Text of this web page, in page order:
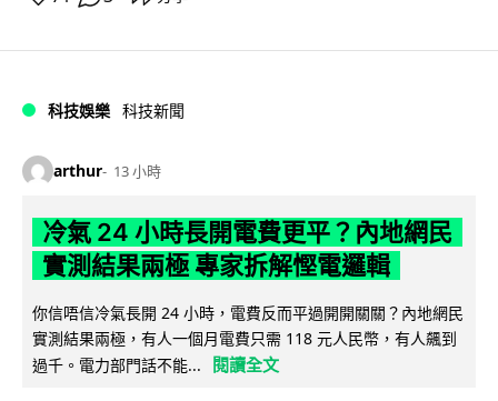
科技娛樂 科技新聞
arthur 13 小時
冷氣 24 小時長開電費更平？內地網民
實測結果兩極 專家拆解慳電邏輯
你信唔信冷氣長開 24 小時，電費反而平過開開關關？內地網民
實測結果兩極，有人一個月電費只需 118 元人民幣，有人飆到
過千。電力部門話不能...
閱讀全文